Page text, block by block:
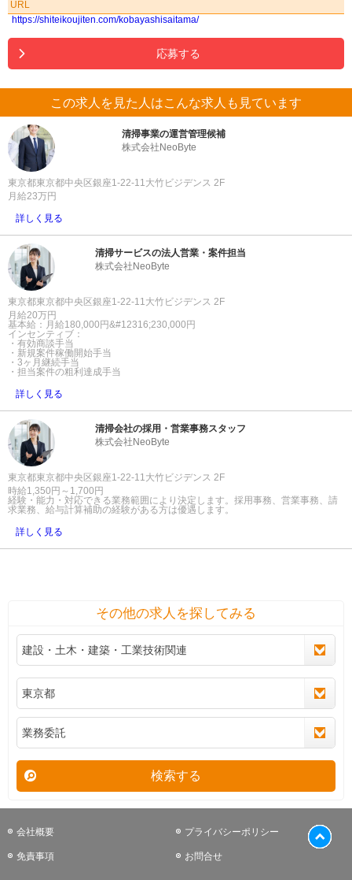
URL
https://shiteikoujiten.com/kobayashisaitama/
応募する
この求人を見た人はこんな求人も見ています
清掃事業の運営管理候補
株式会社NeoByte
東京都東京都中央区銀座1-22-11大竹ビジデンス 2F
月給23万円
詳しく見る
清掃サービスの法人営業・案件担当
株式会社NeoByte
東京都東京都中央区銀座1-22-11大竹ビジデンス 2F
月給20万円
基本給：月給180,000円&#12316;230,000円
インセンティブ：
・有効商談手当
・新規案件稼働開始手当
・3ヶ月継続手当
・担当案件の粗利達成手当
詳しく見る
清掃会社の採用・営業事務スタッフ
株式会社NeoByte
東京都東京都中央区銀座1-22-11大竹ビジデンス 2F
時給1,350円～1,700円
経験・能力・対応できる業務範囲により決定します。採用事務、営業事務、請
求業務、給与計算補助の経験がある方は優遇します。
詳しく見る
その他の求人を探してみる
検索する
会社概要 プライバシーポリシー
免責事項 お問合せ